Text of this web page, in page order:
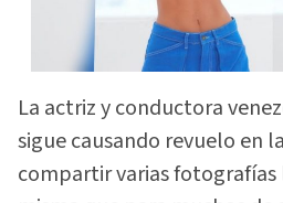
La actriz y conductora
sigue causando revuelo en
compartir varias fotografías